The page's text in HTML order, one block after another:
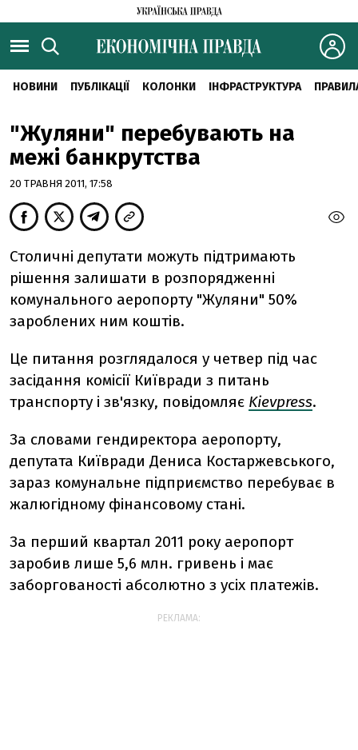
НОВИНИ ПУБЛІКАЦІЇ КОЛОНКИ ІНФРАСТРУКТУРА
"Жуляни" перебувають на
межі банкрутства
20 ТРАВНЯ 2011, 17:58
Столичні депутати можуть підтримають
рішення залишати в розпорядженні
комунального аеропорту "Жуляни" 50%
зароблених ним коштів.
Це питання розглядалося у четвер під час
засідання комісії Київради з питань
транспорту і зв'язку, повідомляє Kievpress.
За словами гендиректора аеропорту,
депутата Київради Дениса Костаржевського,
зараз комунальне підприємство перебуває в
жалюгідному фінансовому стані.
За перший квартал 2011 року аеропорт
заробив лише 5,6 млн. гривень і має
заборгованості абсолютно з усіх платежів.
РЕКЛАМА: